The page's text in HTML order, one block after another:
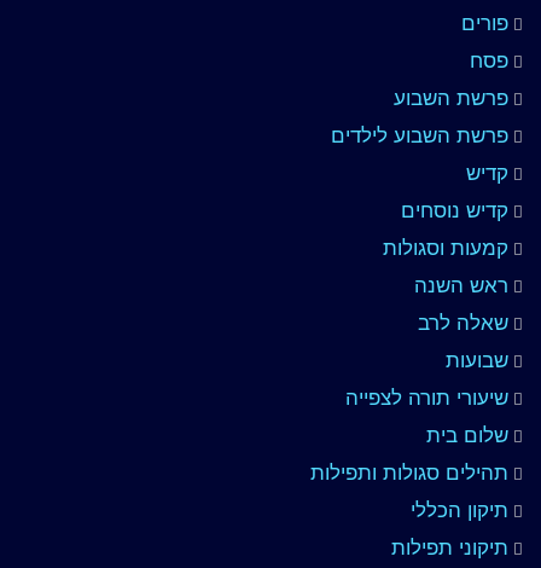
פורים
פסח
פרשת השבוע
פרשת השבוע לילדים
קדיש
קדיש נוסחים
קמעות וסגולות
ראש השנה
שאלה לרב
שבועות
שיעורי תורה לצפייה
שלום בית
תהילים סגולות ותפילות
תיקון הכללי
תיקוני תפילות